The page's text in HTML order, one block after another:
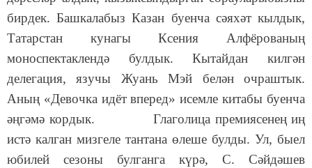
бирдек. Башкалабыз Казан буенча сәяхәт кылдык,
Татарстан кунагы Ксения Алфёрованың
моноспектаклендә булдык. Кытайдан килгән
делегация, язучы Жуань Мэй белән очраштык.
Аның «Девочка идёт вперед» исемле китабы буенча
әңгәмә кордык. Глаголица премиясенең иң
истә калган мизгеле тантана өлеше булды. Ул, быел
юбилей сезоны булганга күрә, С. Сәйдәшев